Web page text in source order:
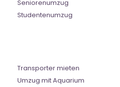
Seniorenumzug
Studentenumzug
Transporter mieten
Umzug mit Aquarium